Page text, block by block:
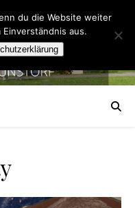
du die Website weiter
aus.